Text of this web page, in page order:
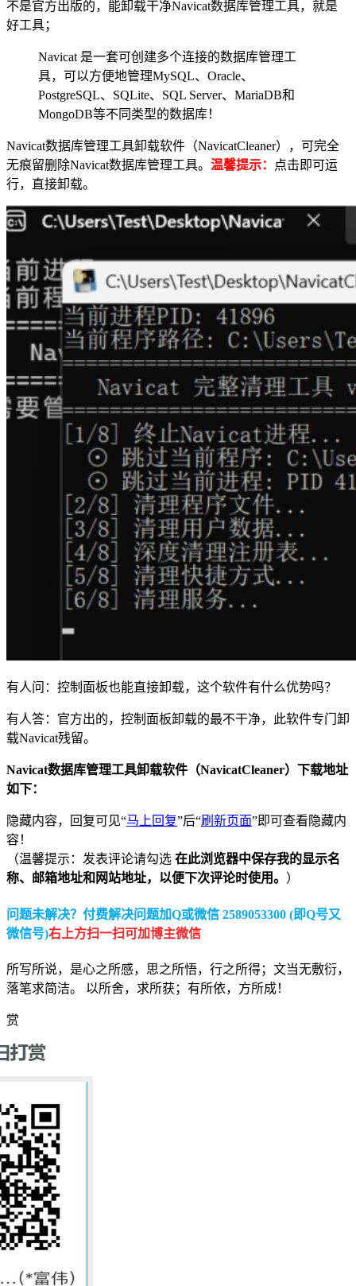
不是官方出版的，能卸载干净Navicat数据库管理工具，就是
好工具；
Navicat 是一套可创建多个连接的数据库管理工
具，可以方便地管理MySQL、Oracle、
PostgreSQL、SQLite、SQL Server、MariaDB和
MongoDB等不同类型的数据库！
Navicat数据库管理工具卸载软件（NavicatCleaner），可完全
无痕留删除Navicat数据库管理工具。 温馨提示：
点击即可运
行，直接卸载。
有人问：控制面板也能直接卸载，这个软件有什么优势吗？
有人答：官方出的，控制面板卸载的最不干净，此软件专门卸
载Navicat残留。
Navicat数据库管理工具卸载软件（NavicatCleaner）下载地址
如下：
隐藏内容，回复可见“马上回复”后“刷新页面”即可查看隐藏内
容！
（温馨提示：发表评论请勾选 在此浏览器中保存我的显示名
称、邮箱地址和网站地址，以便下次评论时使用。 ）
问题未解决？付费解决问题加Q或微信 2589053300 (即Q号又
微信号)右上方扫一扫可加博主微信
所写所说，是心之所感，思之所悟，行之所得；文当无敷衍，
落笔求简洁。 以所舍，求所获；有所依，方所成！
赏